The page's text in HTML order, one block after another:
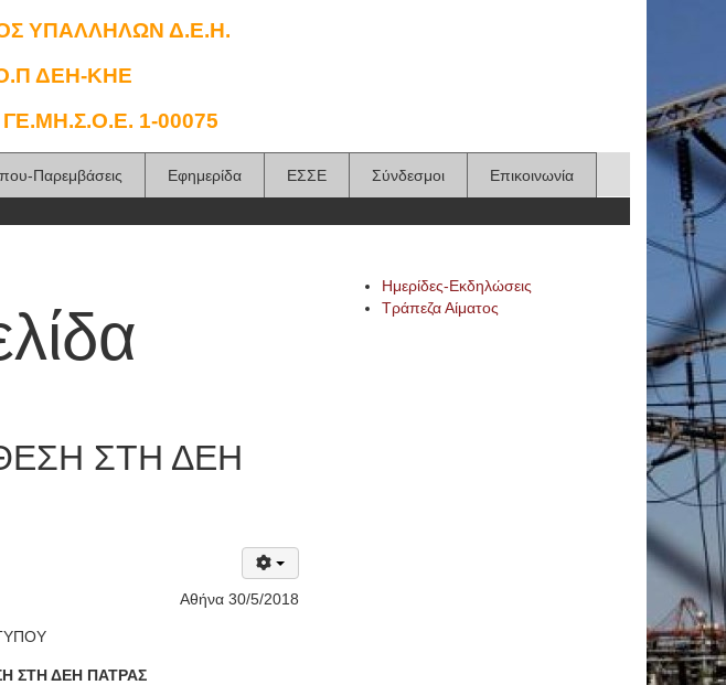
ΥΠΑΛΛΗΛΩΝ Δ.Ε.Η.
ΔΕΗ-ΚΗΕ
1-00075
Παρεμβάσεις Εφημερίδα ΕΣΣΕ Σύνδεσμοι Επικοινωνία
ΣΤΗ ΔΕΗ
Αθήνα 30/5/2018
ΣΤΗ ΔΕΗ ΠΑΤΡΑΣ
Ημερίδες-Εκδηλώσεις
Τράπεζα Αίματος